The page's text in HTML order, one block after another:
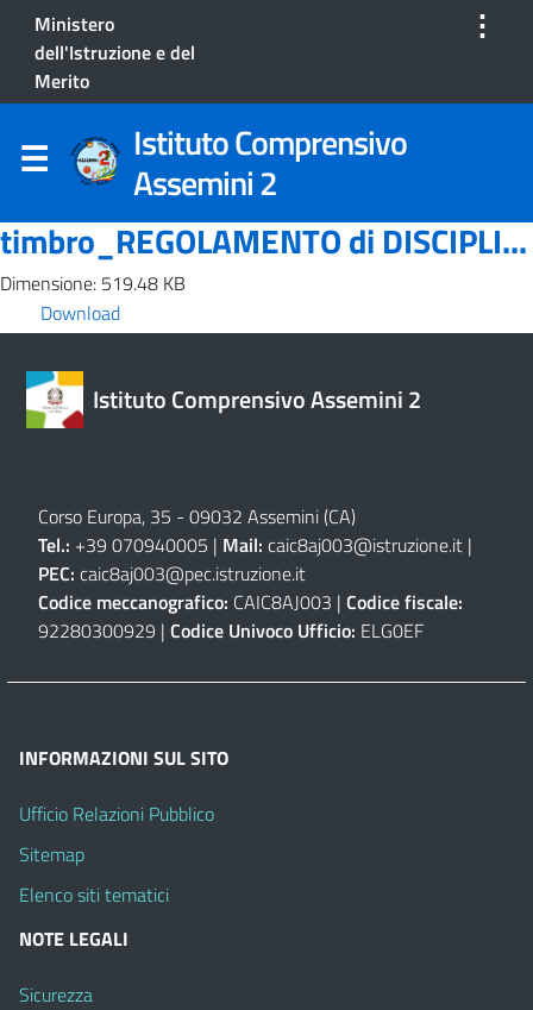
Ministero
dell'Istruzione e del
Merito
⋮
Istituto Comprensivo
Assemini 2
timbro_REGOLAMENTO di DISCIPLI...
Dimensione: 519.48 KB
Download
Istituto Comprensivo Assemini 2
Corso Europa, 35 - 09032 Assemini (CA)
Tel.: +39 070940005 | Mail: caic8aj003@istruzione.it |
PEC: caic8aj003@pec.istruzione.it
Codice meccanografico: CAIC8AJ003 | Codice fiscale:
92280300929 | Codice Univoco Ufficio: ELG0EF
INFORMAZIONI SUL SITO
Ufficio Relazioni Pubblico
Sitemap
Elenco siti tematici
NOTE LEGALI
Sicurezza